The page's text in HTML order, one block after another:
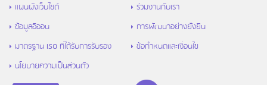
แผนผังเว็บไซต์
ร่วมงานกับเรา
ข้อมูลอิออน
การพัฒนาอย่างยั่งยืน
มาตรฐาน ISO ที่ได้รับการรับรอง
ข้อกำหนดและเงื่อนไข
นโยบายความเป็นส่วนตัว